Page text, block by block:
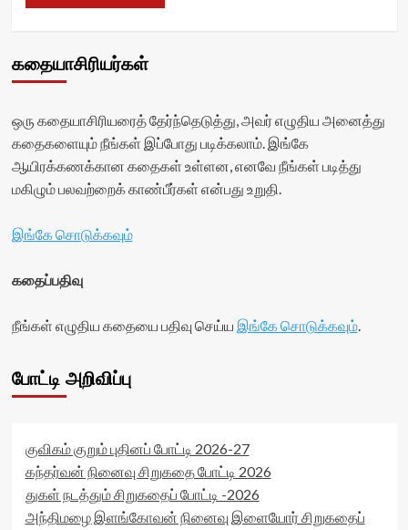
கதையாசிரியர்கள்
ஒரு கதையாசிரியரைத் தேர்ந்தெடுத்து, அவர் எழுதிய அனைத்து
கதைகளையும் நீங்கள் இப்போது படிக்கலாம். இங்கே
ஆயிரக்கணக்கான கதைகள் உள்ளன, எனவே நீங்கள் படித்து
மகிழும் பலவற்றைக் காண்பீர்கள் என்பது உறுதி.
இங்கே சொடுக்கவும்
கதைப்பதிவு
நீங்கள் எழுதிய கதையை பதிவு செய்ய இங்கே சொடுக்கவும்.
போட்டி அறிவிப்பு
குவிகம் குறும் புதினப் போட்டி 2026-27
கந்தர்வன் நினைவு சிறுகதை போட்டி 2026
துகள் நடத்தும் சிறுகதைப் போட்டி -2026
அந்திமழை இளங்கோவன் நினைவு இளையோர் சிறுகதைப்